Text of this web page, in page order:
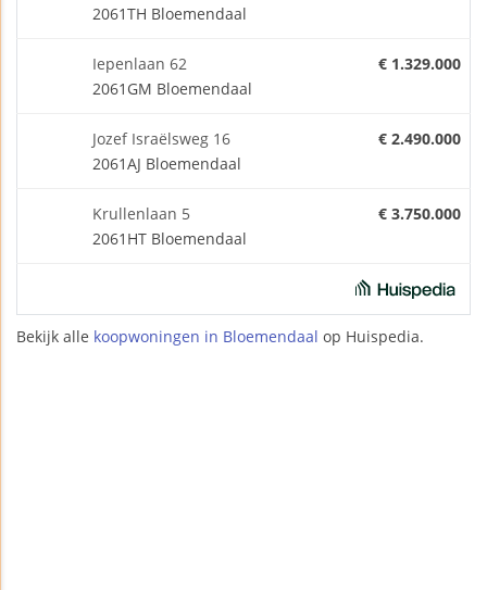
2061TH Bloemendaal
Iepenlaan 62
2061GM Bloemendaal
€ 1.329.000
Jozef Israëlsweg 16
2061AJ Bloemendaal
€ 2.490.000
Krullenlaan 5
2061HT Bloemendaal
€ 3.750.000
Bekijk alle koopwoningen in Bloemendaal op Huispedia.